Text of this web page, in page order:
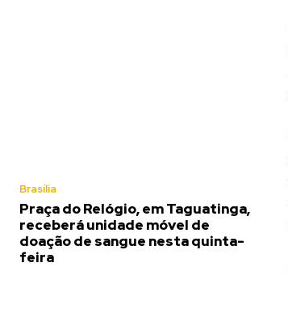
Brasília
Praça do Relógio, em Taguatinga,
receberá unidade móvel de
doação de sangue nesta quinta-
feira